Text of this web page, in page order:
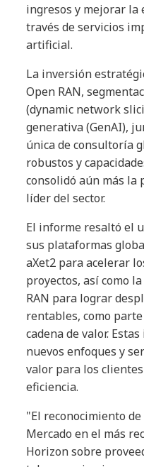
ingresos y mejorar la
través de servicios
artificial.
La inversión
Open RAN,
(dynamic network
generativa (GenAI),
única de consultoría
robustos y
consolidó aún más la
líder del sector.
El informe resaltó el
sus plataformas
aXet2 para acelerar
proyectos, así como
RAN para lograr
rentables, como
cadena de valor.
nuevos enfoques y
valor para los
eficiencia.
"El reconocimiento
Mercado en el más
Horizon sobre